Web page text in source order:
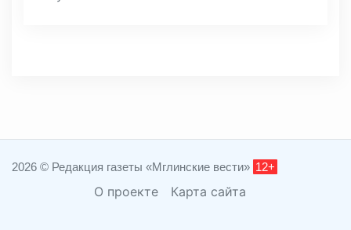
2026 © Редакция газеты «Мглинские вести» 12+
О проекте Карта сайта